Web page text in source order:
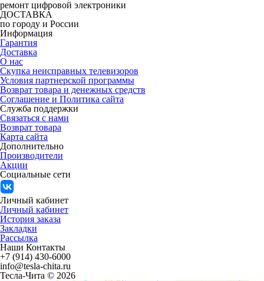
ремонт цифровой электроники
ДОСТАВКА
по городу и России
Информация
Гарантия
Доставка
О нас
Скупка неисправных телевизоров
Условия партнерской программы
Возврат товара и денежных средств
Соглашение и Политика сайта
Служба поддержки
Связаться с нами
Возврат товара
Карта сайта
Дополнительно
Производители
Акции
Социальные сети
Личный кабинет
Личный кабинет
История заказа
Закладки
Рассылка
Наши Контакты
+7 (914) 430-6000
info@tesla-chita.ru
Тесла-Чита © 2026